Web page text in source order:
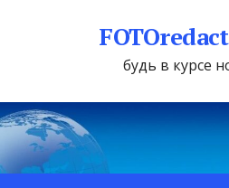
будь в курсе